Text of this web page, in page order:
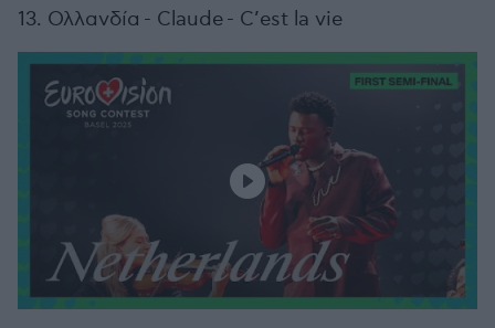
13. Ολλανδία - Claude - C’est la vie